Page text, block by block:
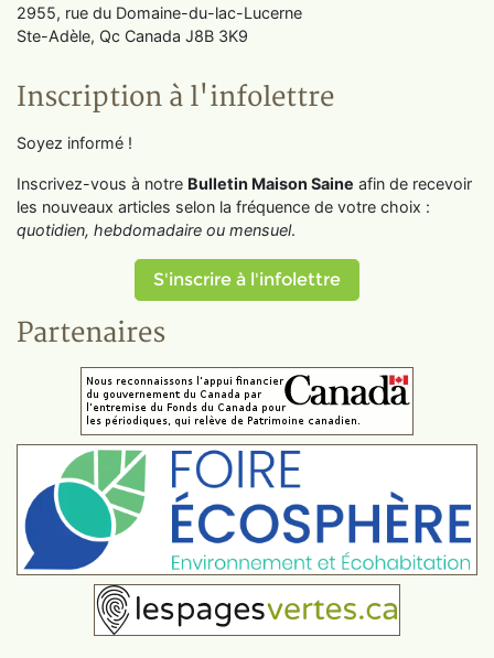
2955, rue du Domaine-du-lac-Lucerne
Ste-Adèle, Qc Canada J8B 3K9
Inscription à l'infolettre
Soyez informé !
Inscrivez-vous à notre Bulletin Maison Saine afin de recevoir
les nouveaux articles selon la fréquence de votre choix :
quotidien, hebdomadaire ou mensuel.
S'inscrire à l'infolettre
Partenaires